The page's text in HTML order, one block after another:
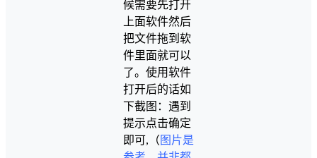
候需要先打开
上面软件然后
把文件拖到软
件里面就可以
了。使用软件
打开后的话如
下截图：遇到
提示点击确定
即可,（ 图片是